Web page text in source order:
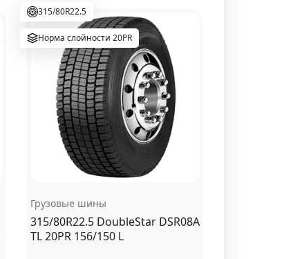
315/80R22.5
Норма слойности 20PR
Грузовые шины
315/80R22.5 DoubleStar DSR08A
TL 20PR 156/150 L